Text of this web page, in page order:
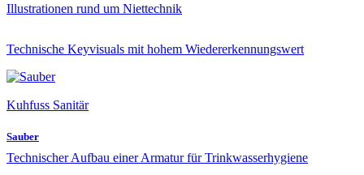
Illustrationen rund um Niettechnik
Technische Keyvisuals mit hohem Wieder­erkennungs­wert
Kuhfuss Sanitär
Sauber
Technischer Aufbau einer Armatur für Trink­wasser­hygiene